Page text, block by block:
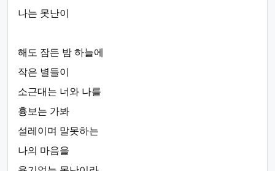
나는 못난이
해도 잠든 밤 하늘에
작은 별들이
소근대는 너와 나를
흉보는 가봐
설레이며 말못하는
나의 마음을